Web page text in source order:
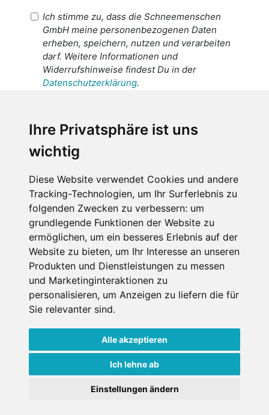
Ihre Privatsphäre ist uns
wichtig
Diese Website verwendet Cookies und andere
Tracking-Technologien, um Ihr Surferlebnis zu
folgenden Zwecken zu verbessern: um
grundlegende Funktionen der Website zu
ermöglichen, um ein besseres Erlebnis auf der
Website zu bieten, um Ihr Interesse an unseren
Produkten und Dienstleistungen zu messen
und Marketinginteraktionen zu
personalisieren, um Anzeigen zu liefern die für
Sie relevanter sind.
Alle akzeptieren
Ich lehne ab
Einstellungen ändern
Ich stimme zu, dass die Schneemenschen
GmbH meine personenbezogenen Daten
erheben, speichern, nutzen und verarbeiten
darf. Weitere Informationen und
Widerrufshinweise findest Du in der
Datenschutzerklärung.
personenbezogenen Daten an den
Empfänger dieser Nachricht weitergeleitet
werden dürfen. Weitere Informationen und
Widerrufshinweise findest Du in der
Datenschutzerklärung.
Anfrage abschicken
Diese Seite ist durch reCAPTCHA geschützt und es
gelten die GoogleDatenschutzerklärung und
Nutzungsbedingungen.
Datenschutzbedingungen
Nutzungsbedingungen Impressum Kontakt